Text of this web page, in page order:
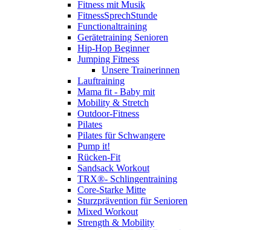
Fitness mit Musik
FitnessSprechStunde
Functionaltraining
Gerätetraining Senioren
Hip-Hop Beginner
Jumping Fitness
Unsere Trainerinnen
Lauftraining
Mama fit - Baby mit
Mobility & Stretch
Outdoor-Fitness
Pilates
Pilates für Schwangere
Pump it!
Rücken-Fit
Sandsack Workout
TRX®- Schlingentraining
Core-Starke Mitte
Sturzprävention für Senioren
Mixed Workout
Strength & Mobility